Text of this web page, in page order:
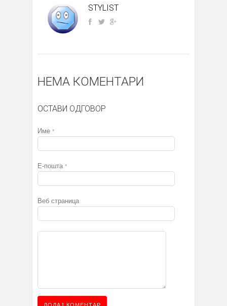
STYLIST
НЕМА КОМЕНТАРИ
ОСТАВИ ОДГОВОР
Име *
Е-пошта *
Веб страница